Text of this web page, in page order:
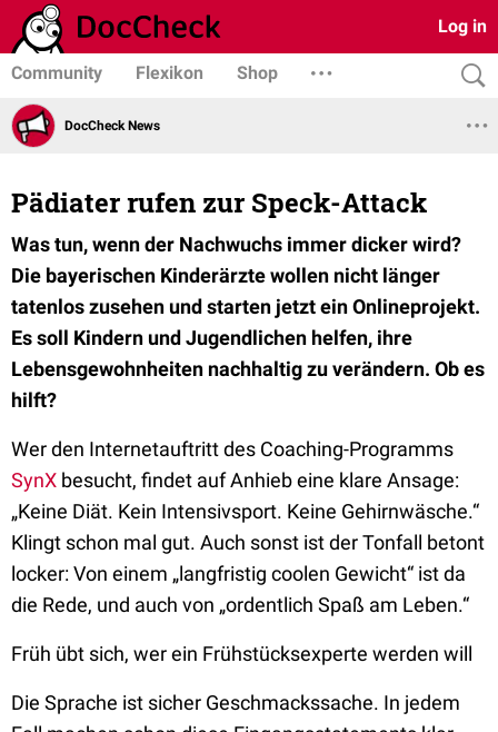
Log in
Community Flexikon Shop
DocCheck News
Pädiater rufen zur Speck-Attack
Was tun, wenn der Nachwuchs immer dicker wird?
Die bayerischen Kinderärzte wollen nicht länger
tatenlos zusehen und starten jetzt ein Onlineprojekt.
Es soll Kindern und Jugendlichen helfen, ihre
Lebensgewohnheiten nachhaltig zu verändern. Ob es
hilft?
Wer den Internetauftritt des Coaching-Programms
SynX besucht, findet auf Anhieb eine klare Ansage:
„Keine Diät. Kein Intensivsport. Keine Gehirnwäsche.“
Klingt schon mal gut. Auch sonst ist der Tonfall betont
locker: Von einem „langfristig coolen Gewicht“ ist da
die Rede, und auch von „ordentlich Spaß am Leben.“
Früh übt sich, wer ein Frühstücksexperte werden will
Die Sprache ist sicher Geschmackssache. In jedem